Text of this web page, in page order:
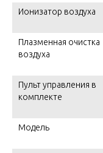
Ионизатор воздуха
Плазменная очистка
воздуха
Пульт управления в
комплекте
Модель